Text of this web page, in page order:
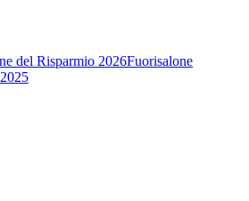
del Risparmio 2026Fuorisalone